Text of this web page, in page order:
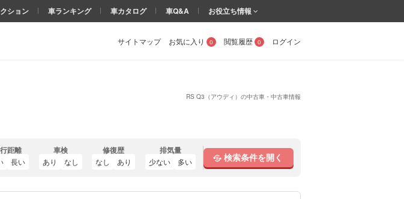
RS Q3（アウディ）の中古車・中古車情報
サイトマップ お気に入り 0 閲覧履歴 0 ログイン
ション 車ランキング 車カタログ 車Q&A お役立ち情報
距離
長い
車検
あり なし
修復歴
なし あり
排気量
少ない 多い 検索条件を開く